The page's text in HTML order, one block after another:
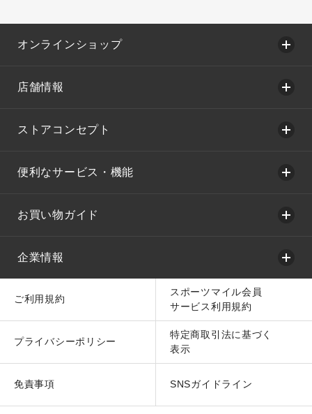
オンラインショップ
店舗情報
ストアコンセプト
便利なサービス・機能
お買い物ガイド
企業情報
ご利用規約
スポーツマイル会員
サービス利用規約
プライバシーポリシー
特定商取引法に基づく
表示
免責事項 SNSガイドライン